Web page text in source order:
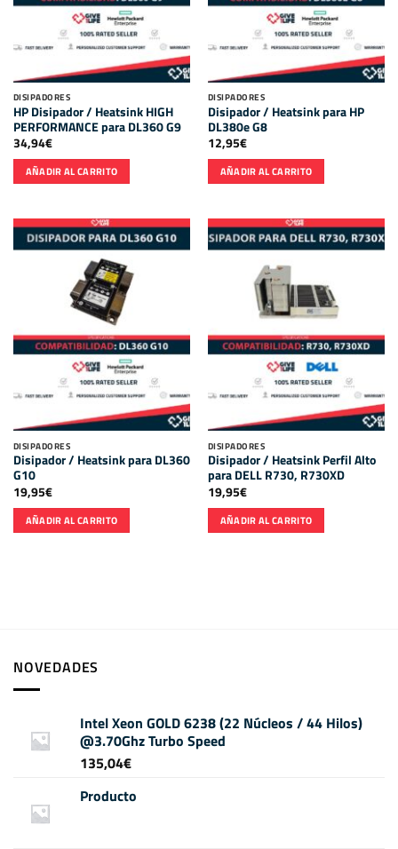
DISIPADORES
HP Disipador / Heatsink HIGH
PERFORMANCE para DL360 G9
34,94€
AÑADIR AL CARRITO
DISIPADORES
Disipador / Heatsink para HP
DL380e G8
12,95€
AÑADIR AL CARRITO
DISIPADORES
Disipador / Heatsink para DL360
G10
19,95€
AÑADIR AL CARRITO
DISIPADORES
Disipador / Heatsink Perfil Alto
para DELL R730, R730XD
19,95€
AÑADIR AL CARRITO
NOVEDADES
Intel Xeon GOLD 6238 (22 Núcleos / 44 Hilos)
@3.70Ghz Turbo Speed
135,04€
Producto